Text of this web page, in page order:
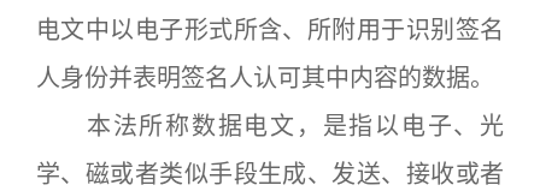
电文中以电子形式所含、所附用于识别签名
人身份并表明签名人认可其中内容的数据。
本法所称数据电文，是指以电子、光
学、磁或者类似手段生成、发送、接收或者